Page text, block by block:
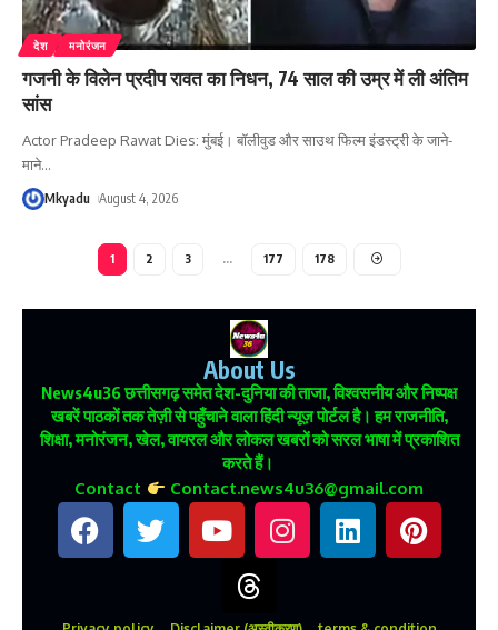
देश मनोरंजन
गजनी के विलेन प्रदीप रावत का निधन, 74 साल की उम्र में ली अंतिम
सांस
Actor Pradeep Rawat Dies: मुंबई। बॉलीवुड और साउथ फिल्म इंडस्ट्री के जाने-
माने…
Mkyadu August 4, 2026
1 2 3 … 177 178
About Us
News4u36छत्तीसगढ़ समेत देश-दुनिया की ताजा, विश्वसनीय और निष्पक्ष
खबरें पाठकों तक तेज़ी से पहुँचाने वाला हिंदी न्यूज़ पोर्टल है। हम राजनीति,
शिक्षा, मनोरंजन, खेल, वायरल और लोकल खबरों को सरल भाषा में प्रकाशित
करते हैं।
Contact Contact.news4u36@gmail.com